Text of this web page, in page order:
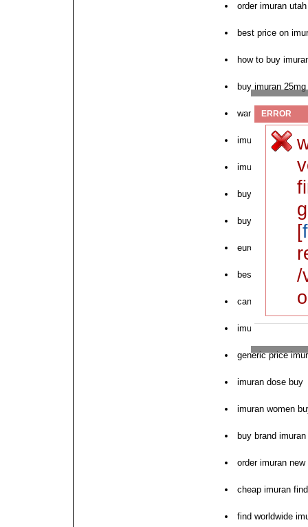
order imuran utah
best price on
how to buy
buy imuran
want to buy
imuran cost
imuran 50mg
buy imuran with
buy imuran ach
europe imuran
best buy imuran
can i buy imuran
imuran lowest
generic price
imuran dose buy
imuran women
buy brand
order imuran new
cheap imuran
find worldwide
ERROR
[
/